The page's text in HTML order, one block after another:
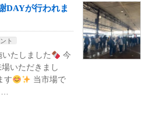
DAYが行われま
ト
たしました
今
いただきまし
す
当市場で
…